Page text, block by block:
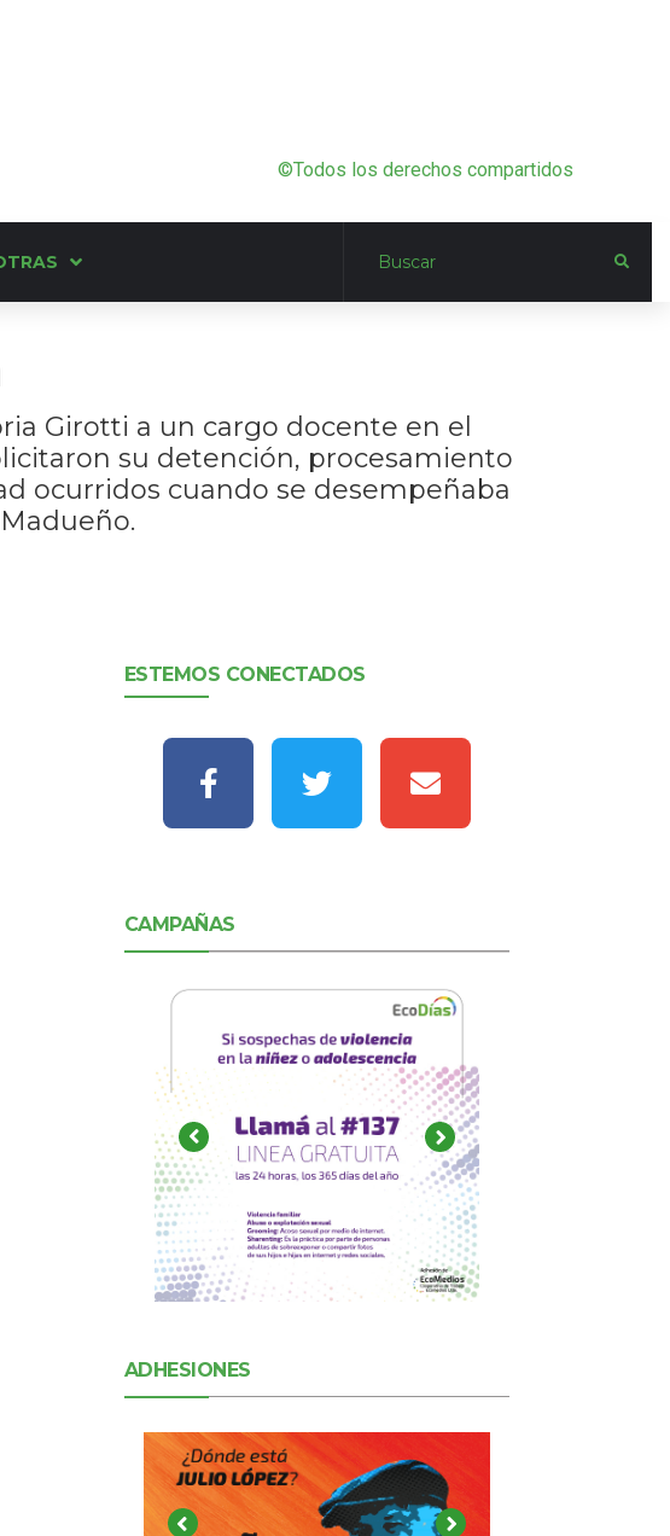
©Todos los derechos compartidos
Girotti a un cargo docente en el
su detención, procesamiento
ocurridos cuando se desempeñaba
ESTEMOS CONECTADOS
CAMPAÑAS
ADHESIONES